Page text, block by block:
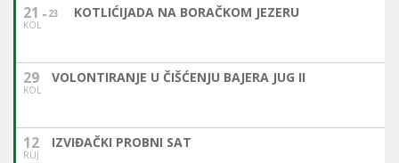
21
KOL
23 KOTLIĆIJADA NA BORAČKOM JEZERU
29
KOL
VOLONTIRANJE U ČIŠĆENJU BAJERA JUG II
12
RUJ
IZVIĐAČKI PROBNI SAT